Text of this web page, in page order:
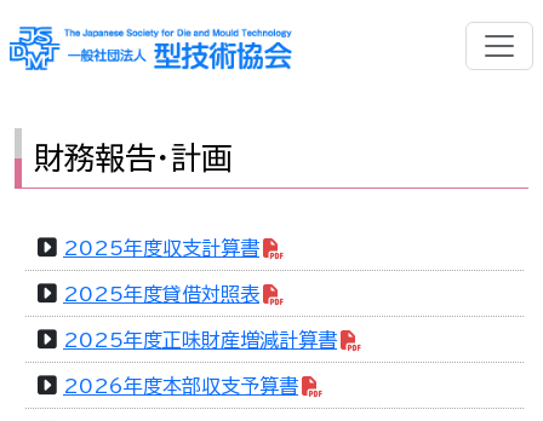
財務報告・計画
2025年度収支計算書
2025年度貸借対照表
2025年度正味財産増減計算書
2026年度本部収支予算書